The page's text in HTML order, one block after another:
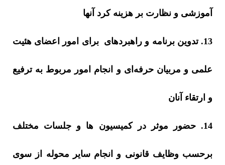
آموزشی و نظارت بر هزینه کرد آنها
13. تدوین برنامه و راهبردهای برای امور اعضای هئیت
علمی و مربیان حرفه‌ای و انجام امور مربوط به ترفیع
و ارتقاء آنان
14. حضور موثر در کمیسیون ها و جلسات مختلف
برحسب وظایف قانونی و انجام سایر محوله از سوی